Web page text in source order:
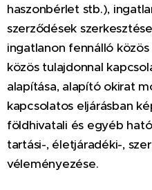
haszonbérlet stb.),
szerződések
ingatlanon fennálló
közös tulajdonnal
alapítása, alapító okirat
kapcsolatos eljárásban
földhivatali és egyéb
tartási-, életjáradéki-,
véleményezése.